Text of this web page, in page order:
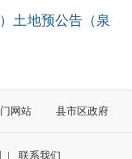
土地预公告（泉
网站 县市区政府
| 联系我们